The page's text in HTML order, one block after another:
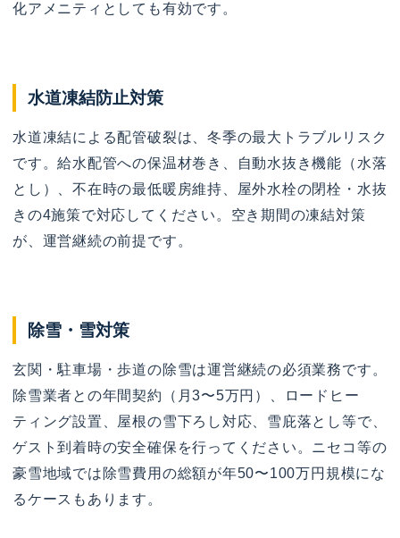
化アメニティとしても有効です。
水道凍結防止対策
水道凍結による配管破裂は、冬季の最大トラブルリスク
です。給水配管への保温材巻き、自動水抜き機能（水落
とし）、不在時の最低暖房維持、屋外水栓の閉栓・水抜
きの4施策で対応してください。空き期間の凍結対策
が、運営継続の前提です。
除雪・雪対策
玄関・駐車場・歩道の除雪は運営継続の必須業務です。
除雪業者との年間契約（月3〜5万円）、ロードヒー
ティング設置、屋根の雪下ろし対応、雪庇落とし等で、
ゲスト到着時の安全確保を行ってください。ニセコ等の
豪雪地域では除雪費用の総額が年50〜100万円規模にな
るケースもあります。